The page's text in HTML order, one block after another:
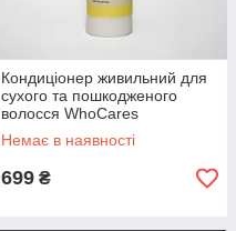
Кондиціонер живильний для
сухого та пошкодженого
волосся WhoCares
Fundamental Repair
Conditioner №1 Limited
Немає в наявності
699 ₴